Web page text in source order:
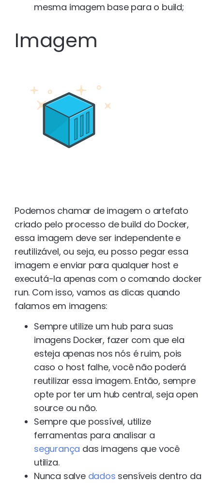
mesma imagem base para o build;
Imagem
Podemos chamar de imagem o artefato
criado pelo processo de build do Docker,
essa imagem deve ser independente e
reutilizável, ou seja, eu posso pegar essa
imagem e enviar para qualquer host e
executá-la apenas com o comando docker
run. Com isso, vamos as dicas quando
falamos em imagens:
Sempre utilize um hub para suas
imagens Docker, fazer com que ela
esteja apenas nos nós é ruim, pois
caso o host falhe, você não poderá
reutilizar essa imagem. Então, sempre
opte por ter um hub central, seja open
source ou não.
Sempre que possível, utilize
ferramentas para analisar a
segurança das imagens que você
utiliza.
Nunca salve dados sensíveis dentro da